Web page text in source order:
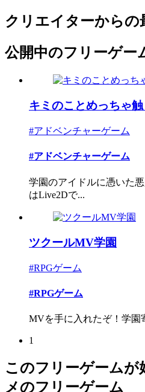
クリエイターからの
公開中のフリーゲー
キミのことめっちゃ触
#アドベンチャーゲーム
#アドベンチャーゲーム
学園のアイドルに憑いた
はLive2Dで...
ツクールMV学園
#RPGゲーム
#RPGゲーム
MVを手に入れたぞ！学園
1
このフリーゲームが
メのフリーゲーム